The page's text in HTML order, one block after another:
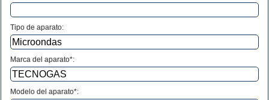
Tipo de aparato:
Marca del aparato*:
Modelo del aparato*: